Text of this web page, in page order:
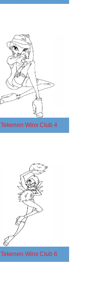
Tekenen Winx Club 4
Tekenen Winx Club 6